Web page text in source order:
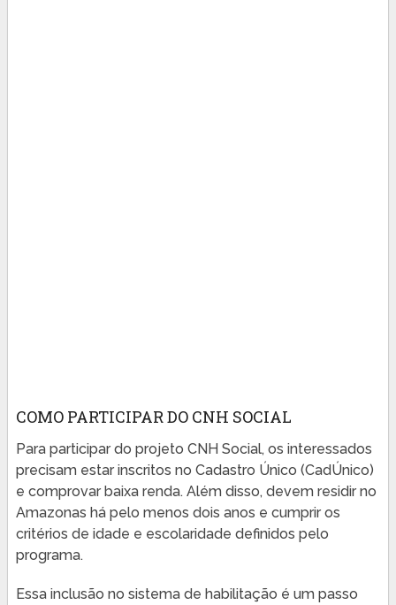
COMO PARTICIPAR DO CNH SOCIAL
Para participar do projeto CNH Social, os interessados
precisam estar inscritos no Cadastro Único (CadÚnico)
e comprovar baixa renda. Além disso, devem residir no
Amazonas há pelo menos dois anos e cumprir os
critérios de idade e escolaridade definidos pelo
programa.
Essa inclusão no sistema de habilitação é um passo